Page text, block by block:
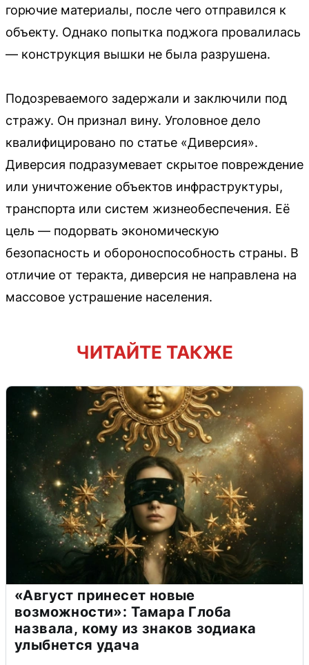
горючие материалы, после чего отправился к
объекту. Однако попытка поджога провалилась
— конструкция вышки не была разрушена.
Подозреваемого задержали и заключили под
стражу. Он признал вину. Уголовное дело
квалифицировано по статье «Диверсия».
Диверсия подразумевает скрытое повреждение
или уничтожение объектов инфраструктуры,
транспорта или систем жизнеобеспечения. Её
цель — подорвать экономическую
безопасность и обороноспособность страны. В
отличие от теракта, диверсия не направлена на
массовое устрашение населения.
ЧИТАЙТЕ ТАКЖЕ
«Август принесет новые
возможности»: Тамара Глоба
назвала, кому из знаков зодиака
улыбнется удача